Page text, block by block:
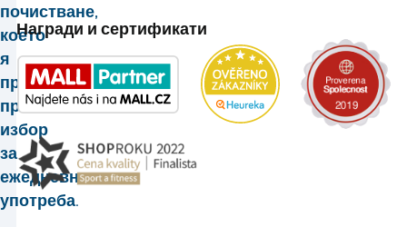
почистване,
което
я
прави
практичен
избор
за
ежедневна
употреба.
Награди и сертификати